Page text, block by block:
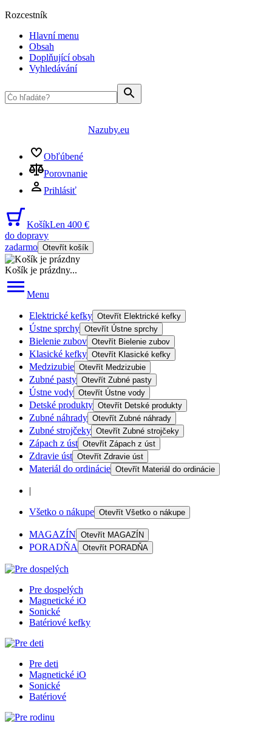
Rozcestník
Hlavní menu
Obsah
Doplňující obsah
Vyhledávání
Nazuby.eu
Obľúbené
Porovnanie
Prihlásiť
KošíkLen 400 €
do dopravy
zadarmo Otevřít košík
Košík je prázdny...
Menu
Elektrické kefky Otevřít Elektrické kefky
Ústne sprchy Otevřít Ústne sprchy
Bielenie zubov Otevřít Bielenie zubov
Klasické kefky Otevřít Klasické kefky
Medzizubie Otevřít Medzizubie
Zubné pasty Otevřít Zubné pasty
Ústne vody Otevřít Ústne vody
Detské produkty Otevřít Detské produkty
Zubné náhrady Otevřít Zubné náhrady
Zubné strojčeky Otevřít Zubné strojčeky
Zápach z úst Otevřít Zápach z úst
Zdravie úst Otevřít Zdravie úst
Materiál do ordinácie Otevřít Materiál do ordinácie
|
Všetko o nákupe Otevřít Všetko o nákupe
MAGAZÍN Otevřít MAGAZÍN
PORADŇA Otevřít PORADŇA
Pre dospelých
Magnetické iO
Sonické
Batériové kefky
Pre deti
Magnetické iO
Sonické
Batériové